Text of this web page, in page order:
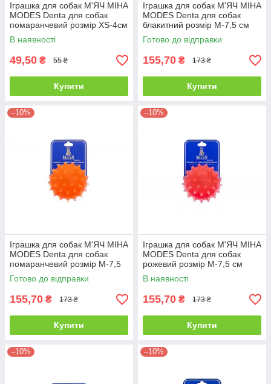
Іграшка для собак М'ЯЧ МІНА
MODES Denta для собак
помаранчевий розмір XS-4см
В наявності
49,50 ₴ 55 ₴
Купити
Іграшка для собак М'ЯЧ МІНА
MODES Denta для собак
блакитний розмір М-7,5 см
Готово до відправки
155,70 ₴ 173 ₴
Купити
–10%
Іграшка для собак М'ЯЧ МІНА
MODES Denta для собак
помаранчевий розмір М-7,5
см
Готово до відправки
155,70 ₴ 173 ₴
Купити
–10%
Іграшка для собак М'ЯЧ МІНА
MODES Denta для собак
рожевий розмір М-7,5 см
В наявності
155,70 ₴ 173 ₴
Купити
–10% –10%